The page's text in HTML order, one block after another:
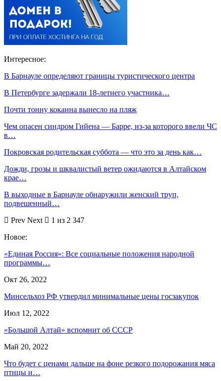
Интересное:
В Барнауле определяют границы туристического центра
В Петербурге задержали 18-летнего участника…
Почти тонну кокаина вынесло на пляж
Чем опасен синдром Гийена — Барре, из-за которого ввели ЧС
в…
Покровская родительская суббота — что это за день как…
Дожди, грозы и шквалистый ветер ожидаются в Алтайском
крае…
В выходные в Барнауле обнаружили женский труп,
подвешенный…
Prev Next
1 из 2 347
Новое:
«Единая Россия»: Все социальные положения народной
программы…
Окт 26, 2022
Минсельхоз РФ утвердил минимальные цены госзакупок
Июл 12, 2022
«Большой Алтай» вспомнит об СССР
Май 20, 2022
Что будет с ценами дальше на фоне резкого подорожания мяса
птицы и…